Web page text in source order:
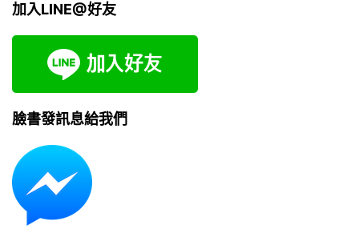
加入LINE@好友
臉書發訊息給我們